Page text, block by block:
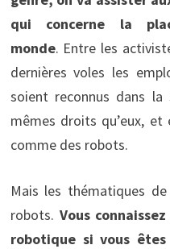
qui concerne la
monde. Entre les
dernières voles les
soient reconnus dans
mêmes droits qu’eux,
comme des robots.
Mais les thématiques
robots. Vous
robotique si vous